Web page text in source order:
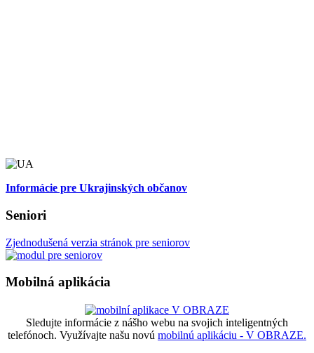
Informácie pre Ukrajinských občanov
Seniori
Zjednodušená verzia stránok pre seniorov
Mobilná aplikácia
Sledujte informácie z nášho webu na svojich inteligentných
telefónoch. Využívajte našu novú mobilnú aplikáciu - V OBRAZE.